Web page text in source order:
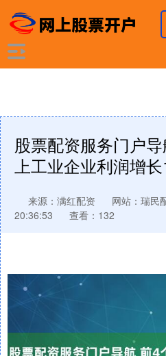
股票配资服务门户
上工业企业利润增
来源：满红配资 网站：瑞民
20:36:53
查看：132